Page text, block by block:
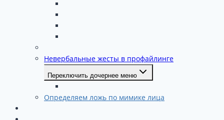
Невербальные жесты в профайлинге
Переключить дочернее меню
Определяем ложь по мимике лица